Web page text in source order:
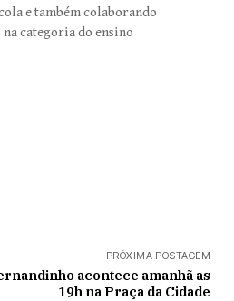
e também colaborando
categoria do ensino
PRÓXIMA POSTAGEM
acontece amanhã as
19h na Praça da Cidade